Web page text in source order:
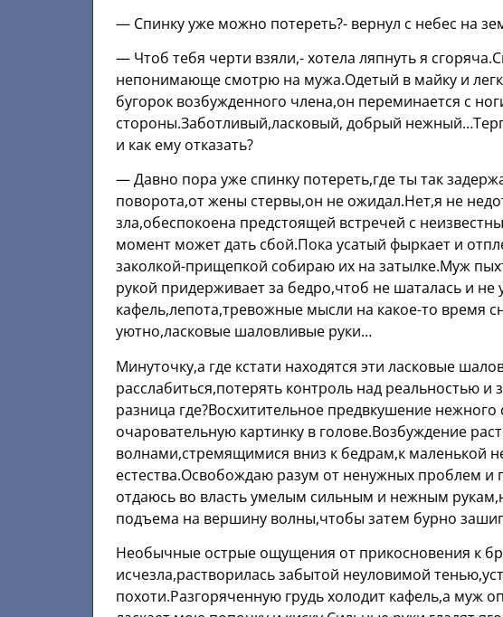
— Спинку уже можно потереть?- вернул с небес на
— Чтоб тебя черти взяли,- хотела ляпнуть я
непонимающе смотрю на мужа.Одетый в майку и
бугорок возбужденного члена,он переминается с
стороны.Заботливый,ласковый, добрый
и как ему отказать?
— Давно пора уже спинку потереть,где ты так
поворота,от жены стервы,он не ожидал.Нет,я не
зла,обеспокоена предстоящей встречей с
момент может дать сбой.Пока усатый фыркает и
заколкой-прищепкой собираю их на затылке.Муж
рукой придерживает за бедро,чтоб не шаталась и не
кафель,лепота,тревожные мысли на какое-то время
уютно,ласковые шаловливые руки…
Минуточку,а где кстати находятся эти ласковые
расслабиться,потерять контроль над реальностью
разница где?Восхитительное предвкушение
очаровательную картинку в голове.Возбуждение
волнами,стремящимися вниз к бедрам,к маленькой
естества.Освобождаю разум от ненужных проблем
отдаюсь во власть умелым сильным и нежным
подъема на вершину волны,чтобы затем бурно
Необычные острые ощущения от прикосновения к
исчезла,растворилась забытой неуловимой
похоти.Разгоряченную грудь холодит кафель,а муж